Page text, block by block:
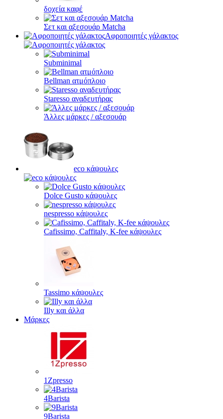
δοχεία καφέ
Σετ και αξεσουάρ Matcha
Αφροποιητές γάλακτος
Subminimal
Bellman ατμόπλοιο
Staresso αναδευτήρας
Άλλες μάρκες / αξεσουάρ
eco κάψουλες
Dolce Gusto κάψουλες
nespresso κάψουλες
Cafissimo, Caffitaly, K-fee κάψουλες
Tassimo κάψουλες
Illy και άλλα
Μάρκες
1Zpresso
4Barista
9Barista